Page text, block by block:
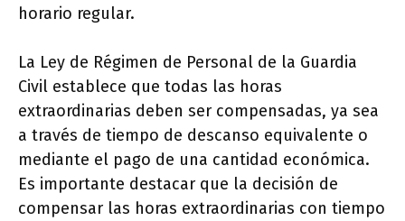
horario regular.
La Ley de Régimen de Personal de la Guardia
Civil establece que todas las horas
extraordinarias deben ser compensadas, ya sea
a través de tiempo de descanso equivalente o
mediante el pago de una cantidad económica.
Es importante destacar que la decisión de
compensar las horas extraordinarias con tiempo